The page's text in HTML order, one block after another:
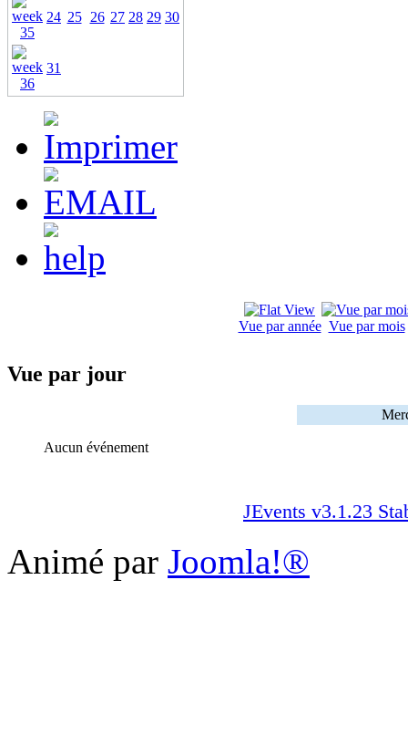
24 25 26 27 28 29 30
31
Vue par année Vue par mois
Vue par jour
Aucun événement
JEvents v3.1.23
Animé par Joomla!®